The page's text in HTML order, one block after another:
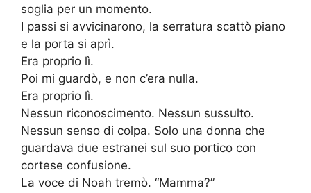
soglia per un momento.
I passi si avvicinarono, la serratura scattò piano
e la porta si aprì.
Era proprio lì.
Poi mi guardò, e non c’era nulla.
Era proprio lì.
Nessun riconoscimento. Nessun sussulto.
Nessun senso di colpa. Solo una donna che
guardava due estranei sul suo portico con
cortese confusione.
La voce di Noah tremò. “Mamma?”